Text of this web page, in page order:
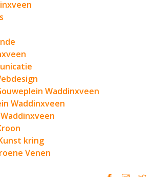
Waddinxveen
Waddinxveen
kring
Venen